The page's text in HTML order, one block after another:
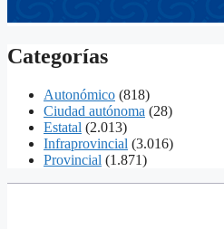
Categorías
Autonómico (818)
Ciudad autónoma (28)
Estatal (2.013)
Infraprovincial (3.016)
Provincial (1.871)